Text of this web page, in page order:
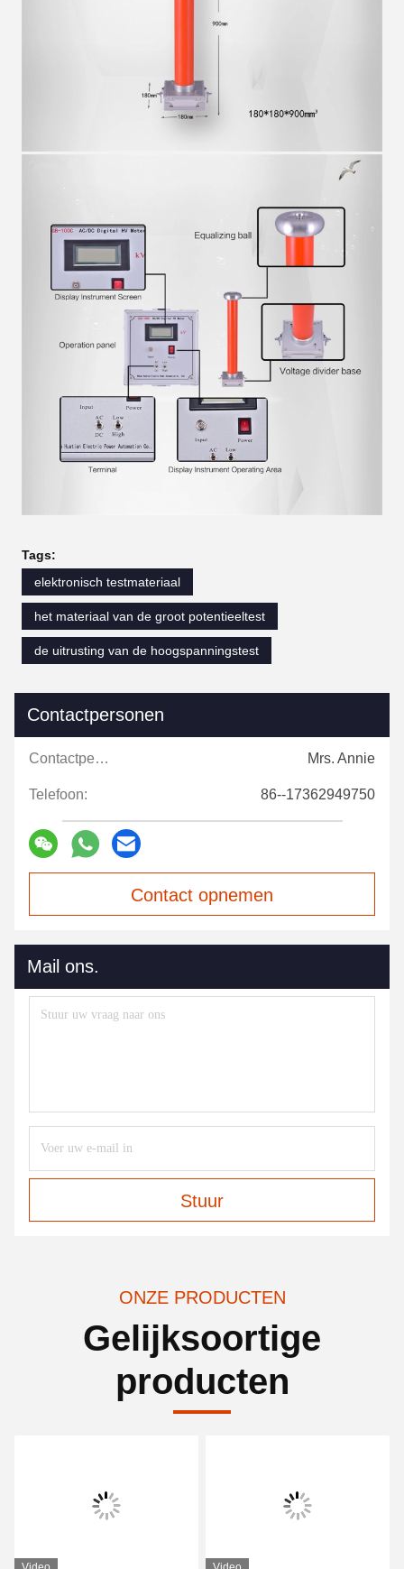
Tags:
elektronisch testmateriaal
het materiaal van de groot potentieeltest
de uitrusting van de hoogspanningstest
Contactpersonen
Contactpersonen: Mrs. Annie
Telefoon: 86--17362949750
Contact opnemen
Mail ons.
Stuur
ONZE PRODUCTEN
Gelijksoortige
producten